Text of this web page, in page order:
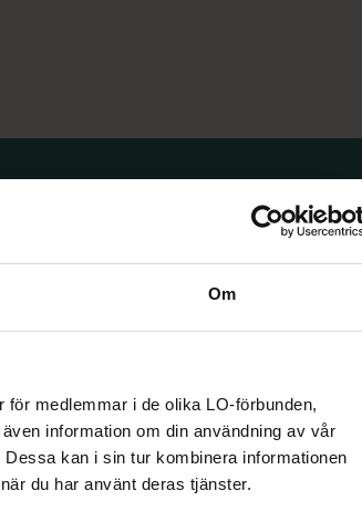
Om
medlemmar i de olika LO-förbunden,
information om din användning av vår
kan i sin tur kombinera informationen
du har använt deras tjänster.